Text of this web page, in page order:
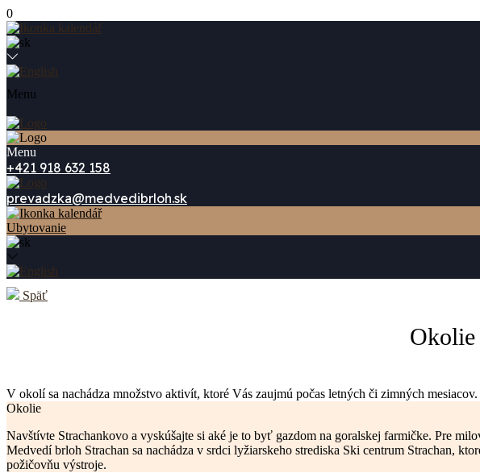
0
Menu
Menu
+421 918 632 158
prevadzka@medvedibrloh.sk
Ubytovanie
Späť
V okolí sa nachádza množstvo aktivít, ktoré Vás zaujmú počas letných či zimných mesiacov.
Okolie
Navštívte Strachankovo a vyskúšajte si aké je to byť gazdom na goralskej farmičke. Pre
Medvedí brloh Strachan sa nachádza v srdci lyžiarskeho strediska Ski centrum Strachan,
požičovňu výstroje.